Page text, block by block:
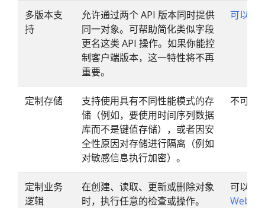
多版本支
持
允许通过两个 API 版本同时提供
同一对象。可帮助简化类似字段
更名这类 API 操作。如果你能控
制客户端版本，这一特性将不再
重要。
可以
定制存储
支持使用具有不同性能模式的存
储（例如，要使用时间序列数据
库而不是键值存储），或者因安
全性原因对存储进行隔离（例如
对敏感信息执行加密）。
不可以
定制业务
逻辑
在创建、读取、更新或删除对象
时，执行任意的检查或操作。
可以。